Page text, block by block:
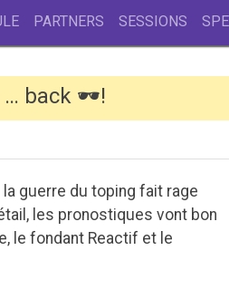
PARTNERS SESSIONS
… back 🕶!
guerre du toping fait rage
les pronostiques vont bon
le fondant Reactif et le